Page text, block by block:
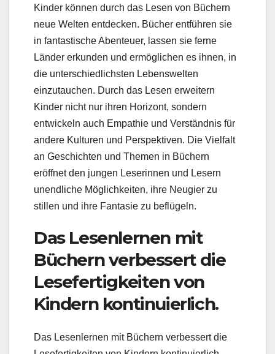
Kinder können durch das Lesen von Büchern
neue Welten entdecken. Bücher entführen sie
in fantastische Abenteuer, lassen sie ferne
Länder erkunden und ermöglichen es ihnen, in
die unterschiedlichsten Lebenswelten
einzutauchen. Durch das Lesen erweitern
Kinder nicht nur ihren Horizont, sondern
entwickeln auch Empathie und Verständnis für
andere Kulturen und Perspektiven. Die Vielfalt
an Geschichten und Themen in Büchern
eröffnet den jungen Leserinnen und Lesern
unendliche Möglichkeiten, ihre Neugier zu
stillen und ihre Fantasie zu beflügeln.
Das Lesenlernen mit
Büchern verbessert die
Lesefertigkeiten von
Kindern kontinuierlich.
Das Lesenlernen mit Büchern verbessert die